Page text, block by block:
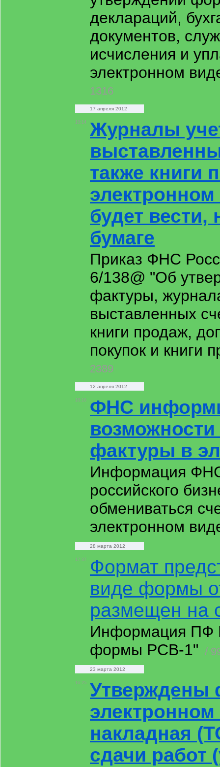
деклараций,
документов,
исчисления и
электронном
1316
17 апреля 2012
18:14
Журналы
также книги
будет вести,
бумаге
Приказ ФНС
6/138@ "Об
фактуры,
выставленных
книги продаж,
покупок и книги
2389
12 апреля 2012
18:16
ФНС
возможности
фактуры в
Информация
российского
обмениваться
электронном
28 марта 2012
17:37
Формат
виде формы
размещен на
Информация ПФ
формы РСВ-1" /
23 марта 2012
16:25
Утверждены
накладная
сдачи работ